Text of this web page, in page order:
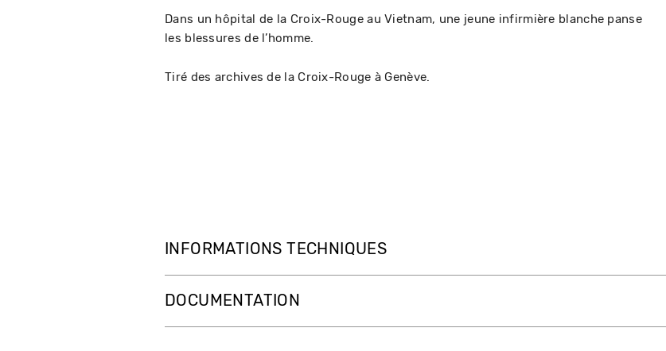
Dans un hôpital de la Croix-Rouge au Vietnam, une jeune infirmière blanche panse
les blessures de l’homme.
Tiré des archives de la Croix-Rouge à Genève.
INFORMATIONS TECHNIQUES
DOCUMENTATION